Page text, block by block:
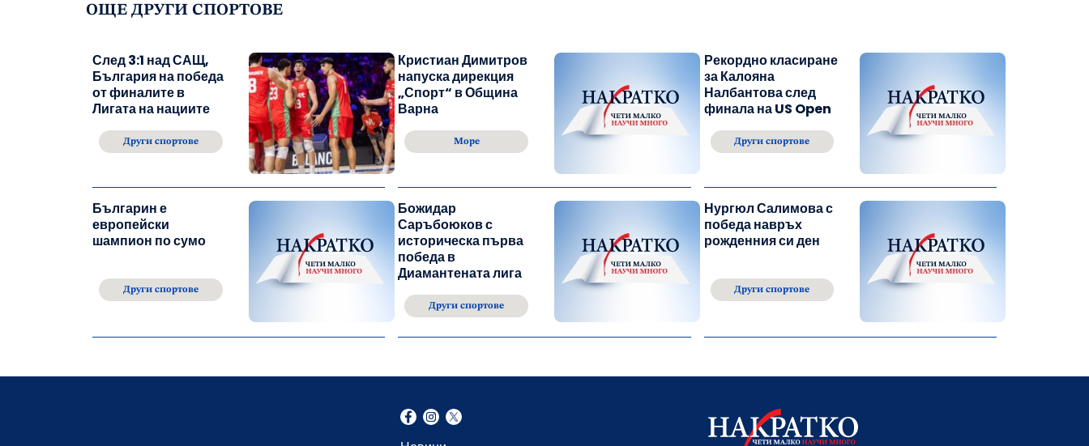
ОЩЕ ДРУГИ СПОРТОВЕ
След 3:1 над САЩ,
България на победа
от финалите в
Лигата на нациите
Други спортове
Кристиан Димитров
напуска дирекция
„Спорт“ в Община
Варна
Море
Рекордно класиране
за Калояна
Налбантова след
финала на US Open
Други спортове
Българин е
европейски
шампион по сумо
Други спортове
Божидар
Саръбоюков с
историческа първа
победа в
Диамантената лига
Други спортове
Нургюл Салимова с
победа навръх
рожденния си ден
Други спортове